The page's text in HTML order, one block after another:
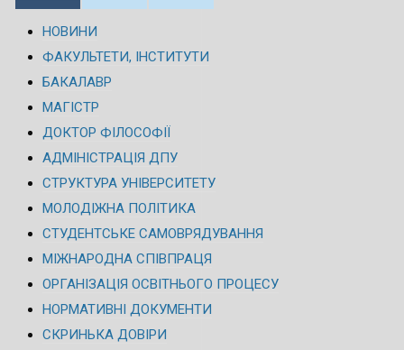
НОВИНИ
ФАКУЛЬТЕТИ, ІНСТИТУТИ
БАКАЛАВР
МАГІСТР
ДОКТОР ФІЛОСОФІЇ
АДМІНІСТРАЦІЯ ДПУ
СТРУКТУРА УНІВЕРСИТЕТУ
МОЛОДІЖНА ПОЛІТИКА
СТУДЕНТСЬКЕ САМОВРЯДУВАННЯ
МІЖНАРОДНА СПІВПРАЦЯ
ОРГАНІЗАЦІЯ ОСВІТНЬОГО ПРОЦЕСУ
НОРМАТИВНІ ДОКУМЕНТИ
СКРИНЬКА ДОВІРИ